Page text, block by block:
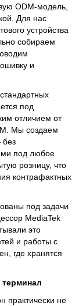
ODM-модель,
Для нас
устройства
собираем
и
под
отличием от
Мы создаем
без
под любое
розницу, что
контрафактных
под задачи
MediaTek
это
и работы с
где хранятся
практически не